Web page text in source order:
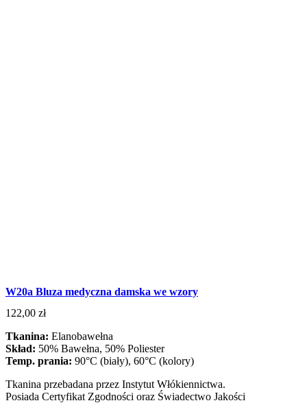
W20a Bluza medyczna damska we wzory
122,00 zł
Tkanina: Elanobawełna
Skład: 50% Bawełna, 50% Poliester
Temp. prania: 90°C (biały), 60°C (kolory)
Tkanina przebadana przez Instytut Włókiennictwa.
Posiada Certyfikat Zgodności oraz Świadectwo Jakości